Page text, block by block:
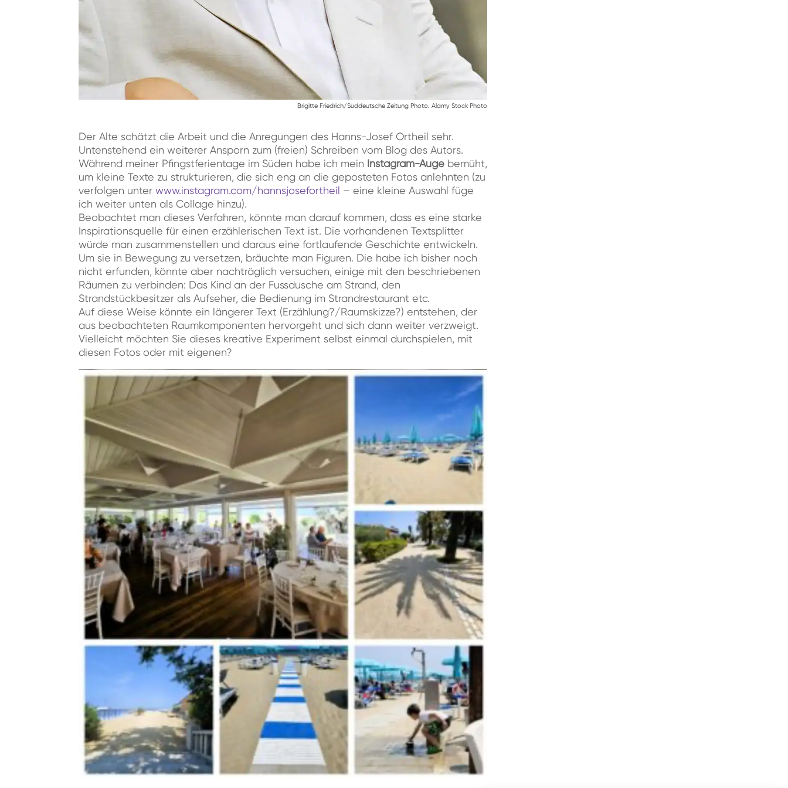
Brigitte Friedrich/Süddeutsche Zeitung Photo. Alamy Stock Photo
Der Alte schätzt die Arbeit und die Anregungen des Hanns-Josef Ortheil sehr.
Untenstehend ein weiterer Ansporn zum (freien) Schreiben vom Blog des Autors.
Während meiner Pfingstferientage im Süden habe ich mein Instagram-Auge bemüht,
um kleine Texte zu strukturieren, die sich eng an die geposteten Fotos anlehnten (zu
verfolgen unterwww.instagram.com/hannsjosefortheil – eine kleine Auswahl füge
ich weiter unten als Collage hinzu).
Beobachtet man dieses Verfahren, könnte man darauf kommen, dass es eine starke
Inspirationsquelle für einen erzählerischen Text ist. Die vorhandenen Textsplitter
würde man zusammenstellen und daraus eine fortlaufende Geschichte entwickeln.
Um sie in Bewegung zu versetzen, bräuchte man Figuren. Die habe ich bisher noch
nicht erfunden, könnte aber nachträglich versuchen, einige mit den beschriebenen
Räumen zu verbinden: Das Kind an der Fussdusche am Strand, den
Strandstückbesitzer als Aufseher, die Bedienung im Strandrestaurant etc.
Auf diese Weise könnte ein längerer Text (Erzählung?/Raumskizze?) entstehen, der
aus beobachteten Raumkomponenten hervorgeht und sich dann weiter verzweigt.
Vielleicht möchten Sie dieses kreative Experiment selbst einmal durchspielen, mit
diesen Fotos oder mit eigenen?